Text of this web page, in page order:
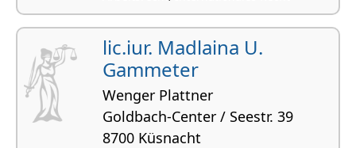
lic.iur. Madlaina U.
Gammeter
Wenger Plattner
Goldbach-Center / Seestr. 39
8700 Küsnacht